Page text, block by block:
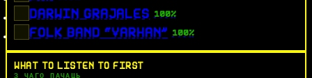
DARWIN GRAJALES 100%
FOLK BAND “VARHAN” 100%
WHAT TO LISTEN TO FIRST
З ЧАГО ПАЧАЦЬ